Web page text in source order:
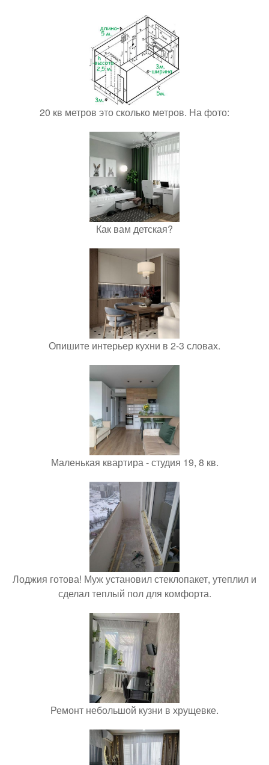
20 кв метров это сколько метров. На фото:
Как вам детская?
Опишите интерьер кухни в 2-3 словах.
Маленькая квартира - студия 19, 8 кв.
Лоджия готова! Муж установил стеклопакет, утеплил и
сделал теплый пол для комфорта.
Ремонт небольшой кузни в хрущевке.